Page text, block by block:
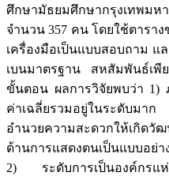
ศึกษามัธยมศึกษากรุงเทพม
จำนวน 357 คน โดยใช้ตารา
เครื่องมือเป็นแบบสอบถาม แ
เบนมาตรฐาน สหสัมพันธ์เ
ขั้นตอน ผลการวิจัยพบว่า 1)
ค่าเฉลี่ยรวมอยู่ในระดับมา
อำนวยความสะดวกให้เกิด
ด้านการแสดงตนเป็นแบบอย่
2) ระดับการเป็นองค์กรแห่